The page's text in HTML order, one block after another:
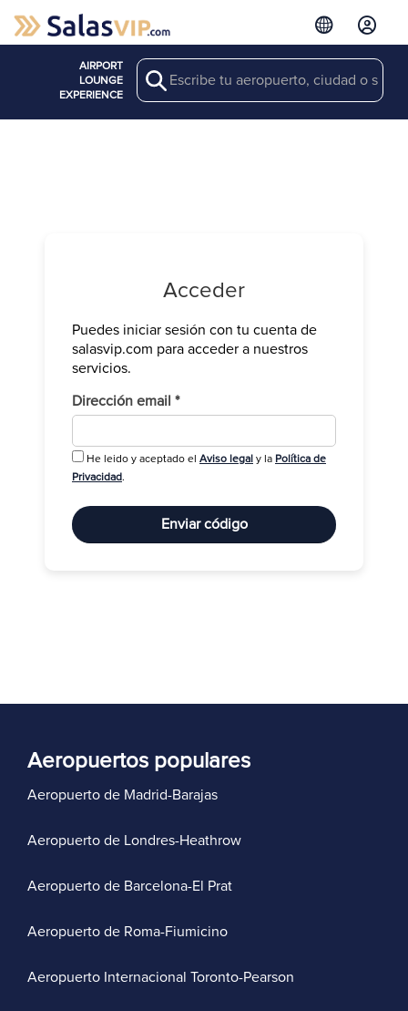
AIRPORT
LOUNGE
EXPERIENCE
Search
Acceder
Puedes iniciar sesión con tu cuenta de
salasvip.com para acceder a nuestros
servicios.
Dirección email *Obligatorio
He leido y aceptado el Aviso legal y la Política de
Privacidad.
Enviar código
Aeropuertos populares
Aeropuerto de Madrid-Barajas
Aeropuerto de Londres-Heathrow
Aeropuerto de Barcelona-El Prat
Aeropuerto de Roma-Fiumicino
Aeropuerto Internacional Toronto-Pearson